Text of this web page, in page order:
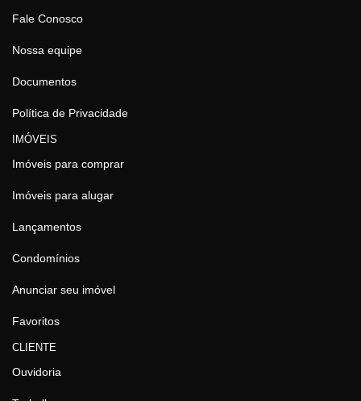
Fale Conosco
Nossa equipe
Documentos
Política de Privacidade
IMÓVEIS
Imóveis para comprar
Imóveis para alugar
Lançamentos
Condomínios
Anunciar seu imóvel
Favoritos
CLIENTE
Ouvidoria